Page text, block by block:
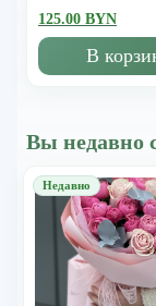
125.00 BYN
В
Вы недавно